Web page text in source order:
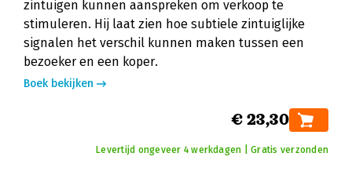
zintuigen kunnen aanspreken om verkoop te
stimuleren. Hij laat zien hoe subtiele zintuiglijke
signalen het verschil kunnen maken tussen een
bezoeker en een koper.
Boek bekijken
€ 23,30
Levertijd ongeveer 4 werkdagen | Gratis verzonden